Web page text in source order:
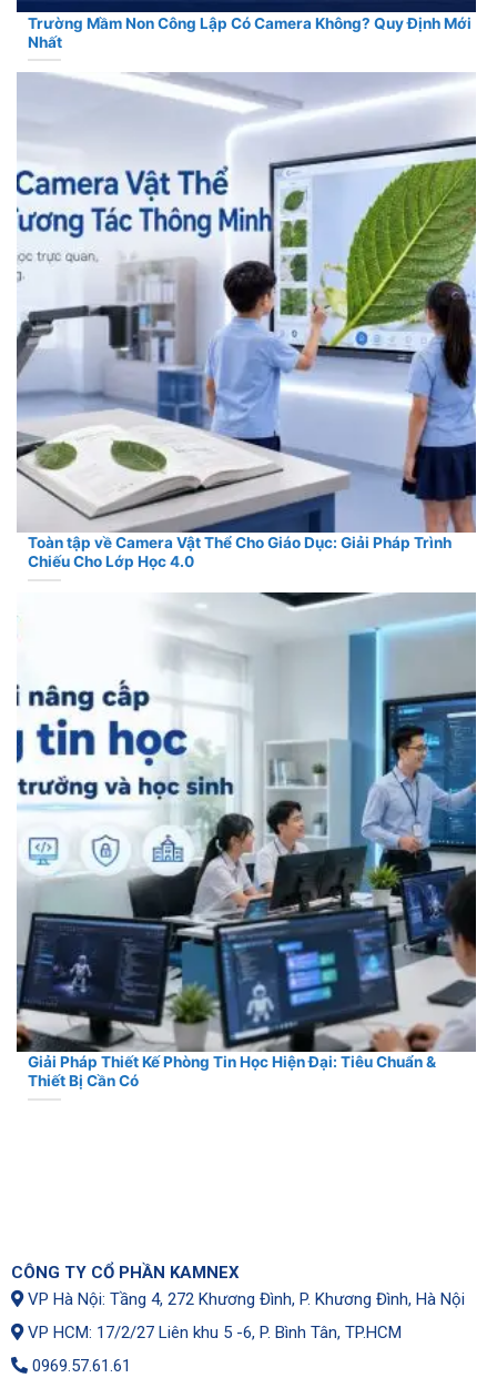
Trường Mầm Non Công Lập Có Camera Không? Quy Định Mới
Nhất
Toàn tập về Camera Vật Thể Cho Giáo Dục: Giải Pháp Trình
Chiếu Cho Lớp Học 4.0
Giải Pháp Thiết Kế Phòng Tin Học Hiện Đại: Tiêu Chuẩn &
Thiết Bị Cần Có
CÔNG TY CỔ PHẦN KAMNEX
VP Hà Nội: Tầng 4, 272 Khương Đình, P. Khương Đình, Hà Nội
VP HCM: 17/2/27 Liên khu 5 -6, P. Bình Tân, TP.HCM
0969.57.61.61